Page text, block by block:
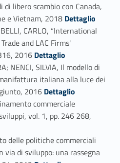
libero scambio con Canada,
e Vietnam, 2018 Link identifier #identifier_person_142173-57
Dettaglio
CARLO, “International
and LAC Firms'
2016 Link identifier #identifier_person_48652-58
Dettaglio
NENCI, SILVIA, Il modello di
italiana alla luce dei
2016 Link identifier #identifier_person_164851-59
Dettaglio
commerciale
vol. 1, pp. 246 268,
delle politiche commerciali
di sviluppo: una rassegna
Link identifier #identifier_person_35577-61